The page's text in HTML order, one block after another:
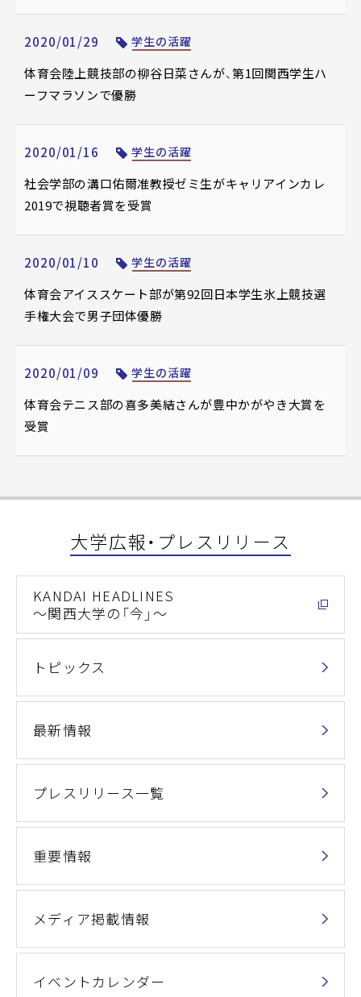
2020/01/29 学生の活躍
体育会陸上競技部の柳谷日菜さんが、第1回関西学生ハ
ーフマラソンで優勝
2020/01/16 学生の活躍
社会学部の溝口佑爾准教授ゼミ生がキャリアインカレ
2019で視聴者賞を受賞
2020/01/10 学生の活躍
体育会アイススケート部が第92回日本学生氷上競技選
手権大会で男子団体優勝
2020/01/09 学生の活躍
体育会テニス部の喜多美結さんが豊中かがやき大賞を
受賞
大学広報・プレスリリース
KANDAI HEADLINES
～関西大学の「今」～
トピックス
最新情報
プレスリリース一覧
重要情報
メディア掲載情報
イベントカレンダー